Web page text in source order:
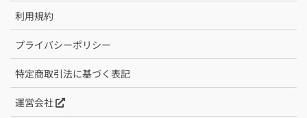
利用規約
プライバシーポリシー
特定商取引法に基づく表記
運営会社